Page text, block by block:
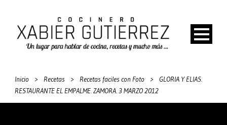
Inicio > Recetas > Recetas faciles con Foto >
GLORIA Y ELIAS.
RESTAURANTE EL EMPALME. ZAMORA. 3 MARZO 2012